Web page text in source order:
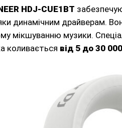
HDJ-CUE1BT
динамічним драйверам.
мікшуванню музики.
коливається від 5 до 30